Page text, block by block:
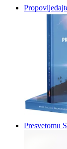
Presvetomu